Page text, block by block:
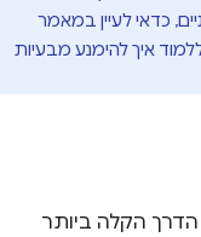
איך להימנע מבעיות
הדרך הקלה ביותר